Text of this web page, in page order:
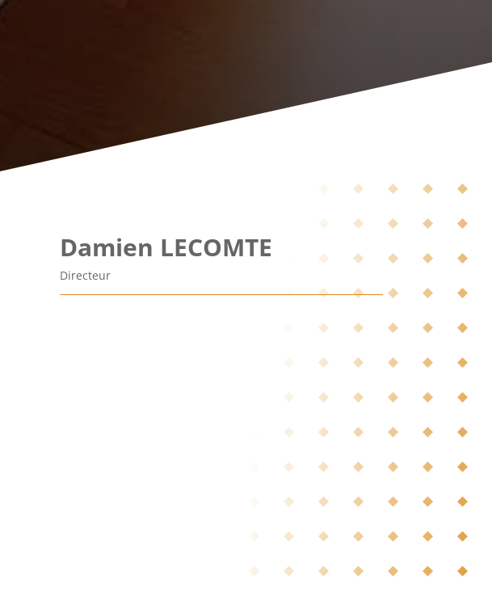
Damien LECOMTE
Directeur